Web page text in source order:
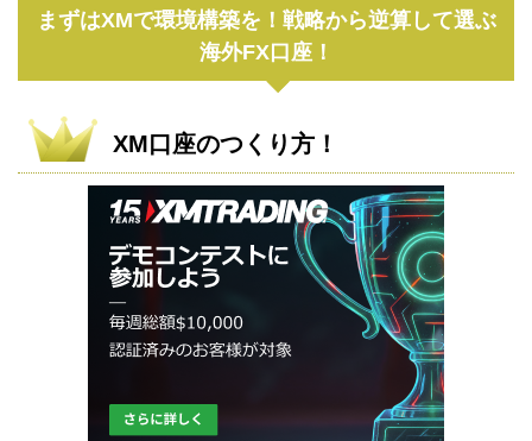
まずはXMで環境構築を！戦略から逆算して選ぶ
海外FX口座！
XM口座のつくり方！